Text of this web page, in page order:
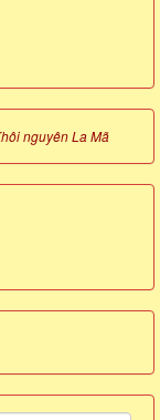
nguyên La Mã